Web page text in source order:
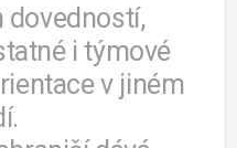
dovedností,
i týmové
v jiném